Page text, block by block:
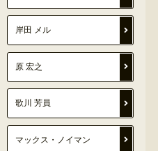
岸田 メル
原 宏之
歌川 芳員
マックス・ノイマン